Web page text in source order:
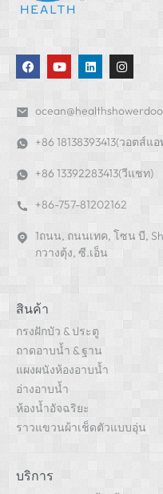
+86 18138393413(วอตส์แ
+86 13392283413(วีแชท)
+86-757-81202162
1ถนน, ถนนเทค, โซน บี,
กวางตุ้ง, ซี.เอ็น
สินค้า
กรงฝักบัว & ประตู
ถาดอาบน้ำ & ฐาน
แผงผนังห้องอาบน้ำ
อ่างอาบน้ำ
ห้องน้ำอัจฉริยะ
ราวแขวนผ้าเช็ดตัวแบบอุ่น
บริการ